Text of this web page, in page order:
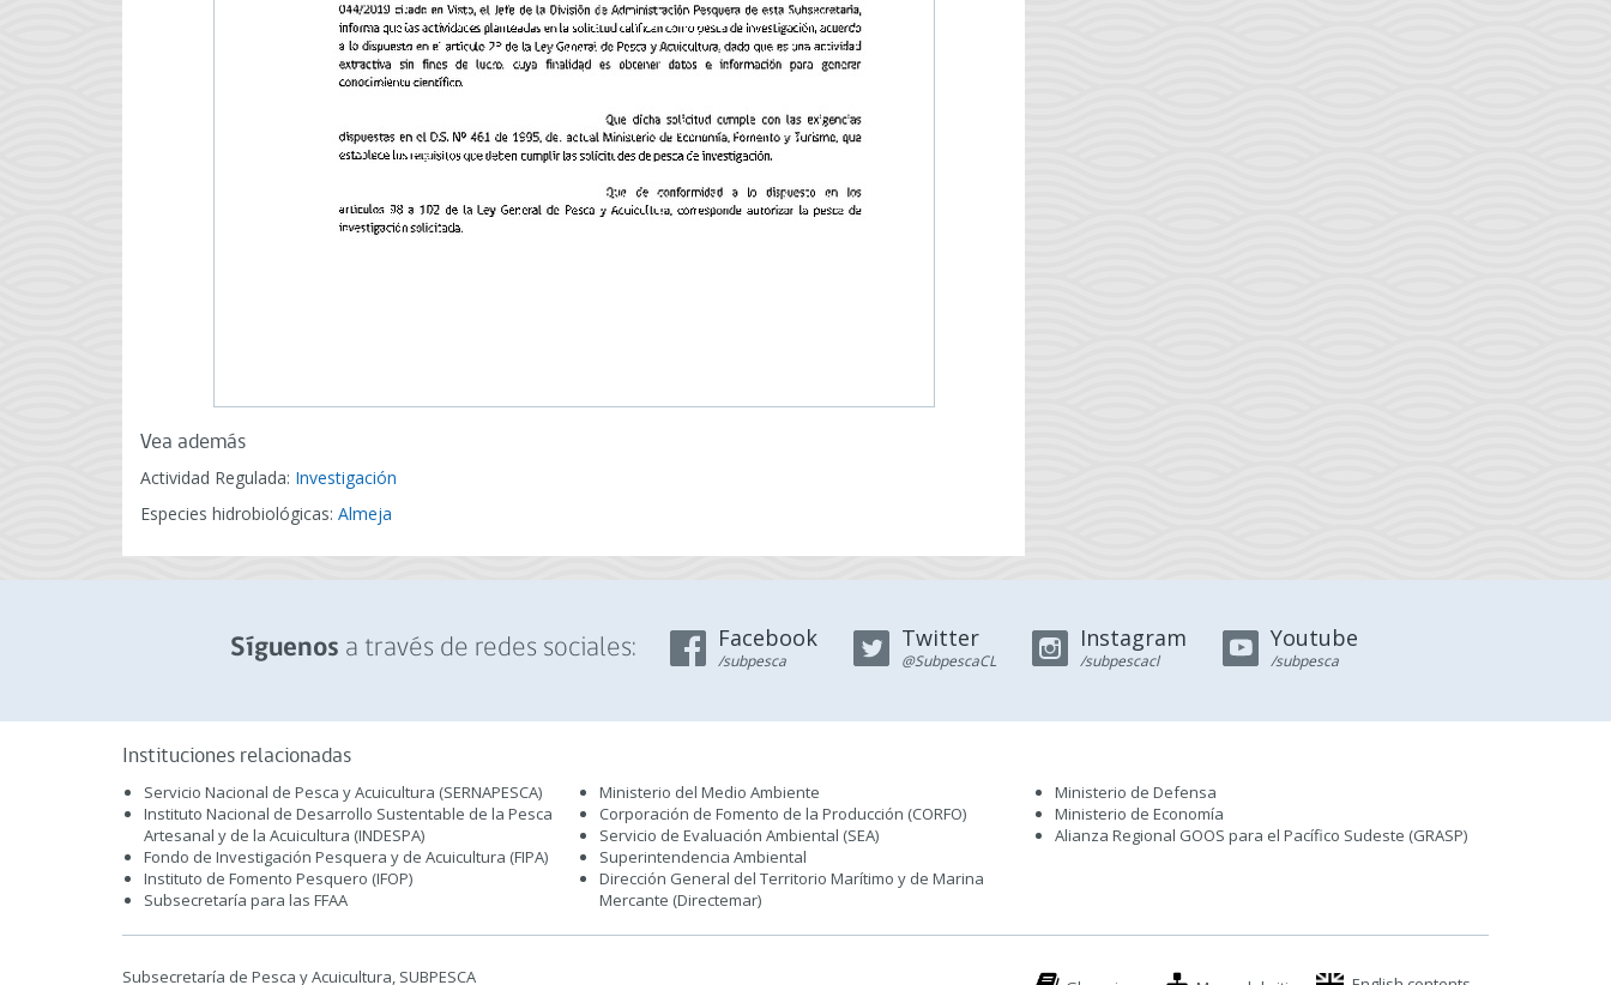
Vea además
Actividad Regulada: Investigación
Especies hidrobiológicas: Almeja
Síguenos a través de redes sociales: Facebook
/subpesca
Twitter
@SubpescaCL
Instagram
/subpescacl
Youtube
/subpesca
Instituciones relacionadas
Servicio Nacional de Pesca y Acuicultura (SERNAPESCA)
Instituto Nacional de Desarrollo Sustentable de la Pesca
Artesanal y de la Acuicultura (INDESPA)
Fondo de Investigación Pesquera y de Acuicultura (FIPA)
Instituto de Fomento Pesquero (IFOP)
Subsecretaría para las FFAA
Ministerio del Medio Ambiente
Corporación de Fomento de la Producción (CORFO)
Servicio de Evaluación Ambiental (SEA)
Superintendencia Ambiental
Dirección General del Territorio Marítimo y de Marina
Mercante (Directemar)
Ministerio de Defensa
Ministerio de Economía
Alianza Regional GOOS para el Pacífico Sudeste (GRASP)
Subsecretaría de Pesca y Acuicultura, SUBPESCA